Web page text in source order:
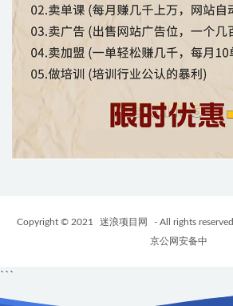
Copyright © 2021 迷浪项目网 - All rights reserved
京公网安备中
```